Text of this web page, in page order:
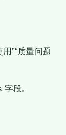
”“质量问题
段。